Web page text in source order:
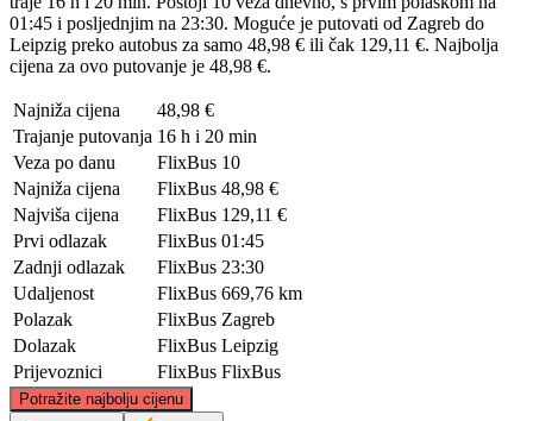
01:45 i posljednjim na 23:30. Moguće je putovati od Zagreb do
Leipzig preko autobus za samo 48,98 € ili čak 129,11 €. Najbolja
cijena za ovo putovanje je 48,98 €.
Najniža cijena
48,98 €
Trajanje putovanja 16 h i 20 min
Veza po danu
FlixBus 10
Najniža cijena
FlixBus 48,98 €
Najviša cijena
FlixBus 129,11 €
Prvi odlazak
FlixBus 01:45
Zadnji odlazak
FlixBus 23:30
Udaljenost
FlixBus 669,76 km
Polazak
FlixBus Zagreb
Dolazak
FlixBus Leipzig
Prijevoznici
FlixBus FlixBus
Potražite najbolju cijenu
©